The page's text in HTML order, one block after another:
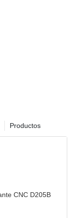
Productos